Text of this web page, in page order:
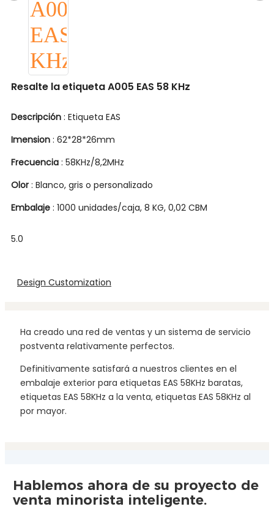
Resalte la etiqueta A005 EAS 58 KHz
Descripción : Etiqueta EAS
Imension : 62*28*26mm
Frecuencia : 58KHz/8,2MHz
Olor : Blanco, gris o personalizado
Embalaje : 1000 unidades/caja, 8 KG, 0,02 CBM
5.0
Design Customization
Ha creado una red de ventas y un sistema de servicio
postventa relativamente perfectos.
Definitivamente satisfará a nuestros clientes en el
embalaje exterior para etiquetas EAS 58KHz baratas,
etiquetas EAS 58KHz a la venta, etiquetas EAS 58KHz al
por mayor.
Hablemos ahora de su proyecto de
venta minorista inteligente.